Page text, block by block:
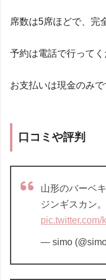
席数は5席ほどで、完
予約は電話で行ってく
お支払いは現金のみで
口コミや評判
山形のバーベ
ジンギスカン
pic.twitter.com/
— simo